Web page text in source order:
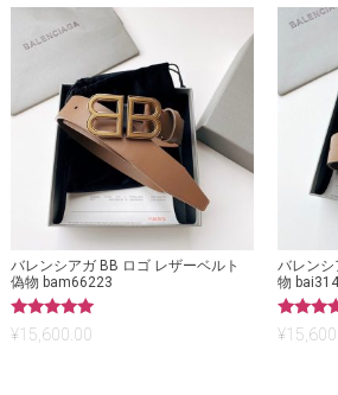
バレンシアガ BB ロゴ レザーベルト
偽物 bam66223
5段階中
5.00
¥15,600.00
バレンシ
物
5段階中
5.00
¥